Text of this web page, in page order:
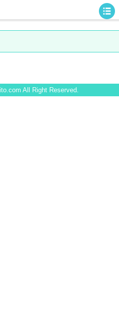
All Right Reserved.